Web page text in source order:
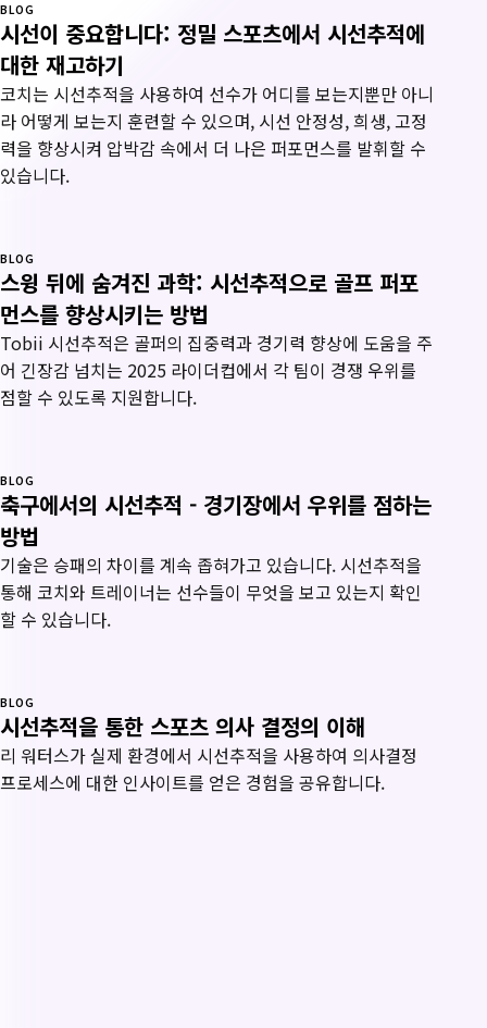
BLOG
시선이 중요합니다: 정밀 스포츠에서 시선추적에
대한 재고하기
코치는 시선추적을 사용하여 선수가 어디를 보는지뿐만 아니
라 어떻게 보는지 훈련할 수 있으며, 시선 안정성, 희생, 고정
력을 향상시켜 압박감 속에서 더 나은 퍼포먼스를 발휘할 수
있습니다.
BLOG
스윙 뒤에 숨겨진 과학: 시선추적으로 골프 퍼포
먼스를 향상시키는 방법
Tobii 시선추적은 골퍼의 집중력과 경기력 향상에 도움을 주
어 긴장감 넘치는 2025 라이더컵에서 각 팀이 경쟁 우위를
점할 수 있도록 지원합니다.
BLOG
축구에서의 시선추적 - 경기장에서 우위를 점하는
방법
기술은 승패의 차이를 계속 좁혀가고 있습니다. 시선추적을
통해 코치와 트레이너는 선수들이 무엇을 보고 있는지 확인
할 수 있습니다.
BLOG
시선추적을 통한 스포츠 의사 결정의 이해
리 워터스가 실제 환경에서 시선추적을 사용하여 의사결정
프로세스에 대한 인사이트를 얻은 경험을 공유합니다.